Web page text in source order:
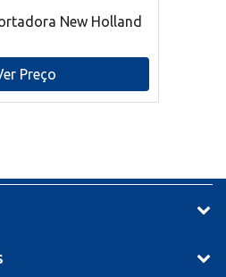
New Holland
Preço